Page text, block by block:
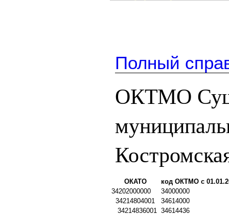
Полный
ОКТМО
ОКАТО
код ОКТМО с
34202000000
34000000
34214804001
34614000
34214836001 34614436